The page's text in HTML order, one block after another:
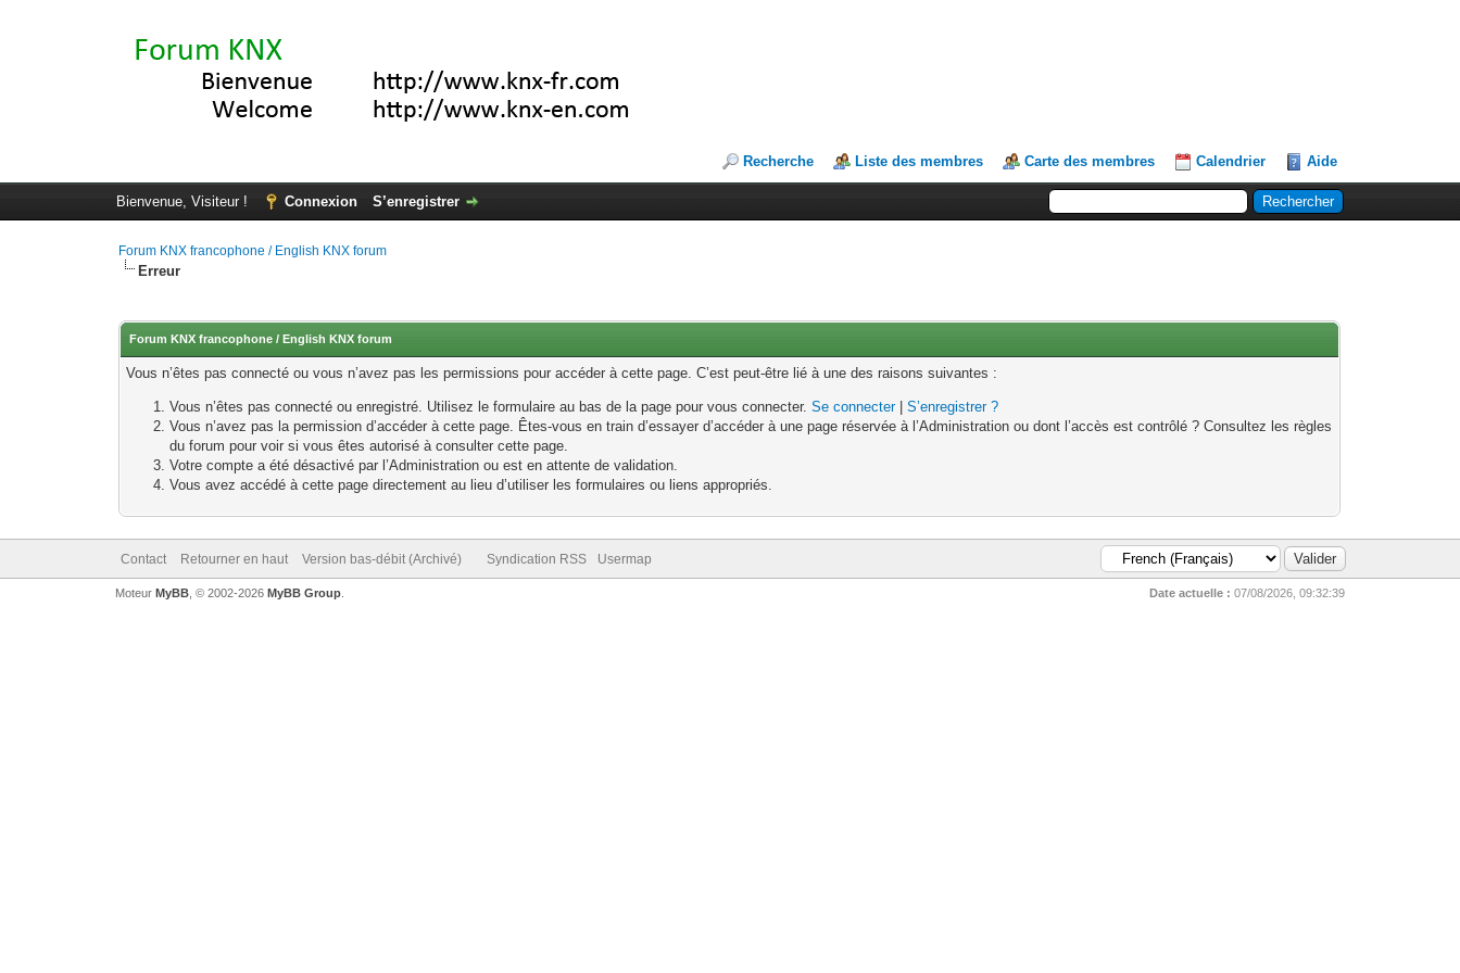
Recherche Liste des membres Carte des membres Calendrier Aide
Bienvenue, Visiteur ! Connexion S’enregistrer
Forum KNX francophone / English KNX forum
Erreur
Forum KNX francophone / English KNX forum
Vous n’êtes pas connecté ou vous n’avez pas les permissions pour accéder à cette page. C’est peut-être lié à une des raisons suivantes :
Vous n’êtes pas connecté ou enregistré. Utilisez le formulaire au bas de la page pour vous connecter.Se connecter|S’enregistrer ?
Vous n’avez pas la permission d’accéder à cette page. Êtes-vous en train d’essayer d’accéder à une page réservée à l’Administration ou dont l’accès est contrôlé ? Consultez les règles
du forum pour voir si vous êtes autorisé à consulter cette page.
Votre compte a été désactivé par l’Administration ou est en attente de validation.
Vous avez accédé à cette page directement au lieu d’utiliser les formulaires ou liens appropriés.
Contact Retourner en haut Version bas-débit (Archivé) Syndication RSS Usermap
Date actuelle : 07/08/2026, 09:32:39
Moteur MyBB, © 2002-2026 MyBB Group.